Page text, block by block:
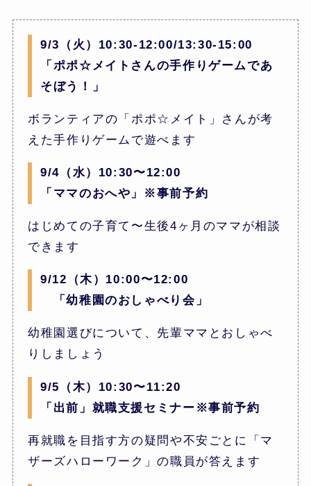
9/3（火）10:30-12:00/13:30-15:00
「ポポ☆メイトさんの手作りゲームであ
そぼう！」
ボランティアの「ポポ☆メイト」さんが考
えた手作りゲームで遊べます
9/4（水）10:30〜12:00
「ママのおへや」※事前予約
はじめての子育て〜生後4ヶ月のママが相談
できます
9/12（木）10:00〜12:00
「幼稚園のおしゃべり会」
幼稚園選びについて、先輩ママとおしゃべ
りしましょう
9/5（木）10:30〜11:20
「出前」就職支援セミナー※事前予約
再就職を目指す方の疑問や不安ごとに「マ
ザーズハローワーク」の職員が答えます